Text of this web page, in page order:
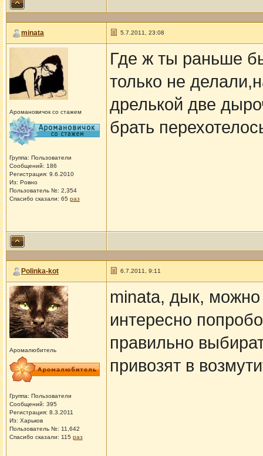
minata 5.7.2011, 23:08
Аромановичок со стажем
Группа: Пользователи
Сообщений: 186
Регистрация: 9.6.2010
Из: Ровно
Пользователь №: 2,354
Спасибо сказали: 65 раз
Где ж ты раньше
только не
дрелькой две
брать
Polinka-kot 6.7.2011, 9:11
Аромалюбитель
Группа: Пользователи
Сообщений: 395
Регистрация: 8.3.2011
Из: Харьков
Пользователь №: 11,642
Спасибо сказали: 115 раз
minata, дык, можно
интересно
правильно
привозят в